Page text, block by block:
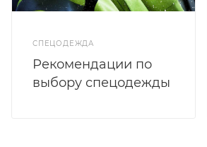
СПЕЦОДЕЖДА
Рекомендации по
выбору спецодежды